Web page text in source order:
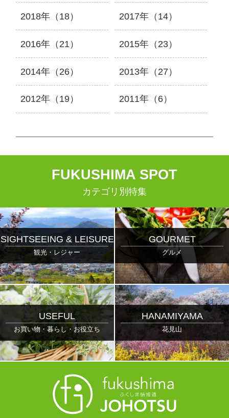
2018年（18） 2017年（14）
2016年（21） 2015年（23）
2014年（26） 2013年（27）
2012年（19） 2011年（6）
FUKUSHIMA SPOT
カテゴリ別特集
SIGHTSEEING & LEISURE
観光・レジャー
GOURMET
グルメ
USEFUL
お買い物・暮らし・お役立ち
HANAMIYAMA
花見山